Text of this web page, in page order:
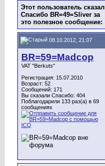
Этот пользователь сказал
Спасибо BR=49=Sliver за
это полезное сообщение:
08.10.2012, 21:07
BR=59=Madcop
VAT "Berkuts"
Регистрация: 15.07.2010
Возраст: 52
Сообщений: 171
Вы сказали Спасибо: 404
Поблагодарили 133 раз(а) в 69
сообщениях